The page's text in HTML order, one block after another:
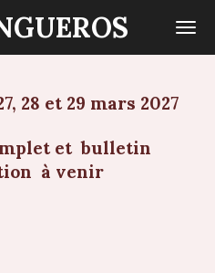
28 et 29 mars 2027
et bulletin
à venir